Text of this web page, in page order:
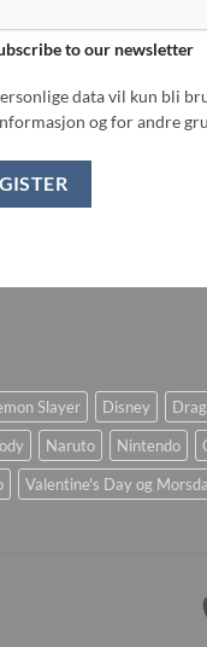
to our newsletter
data vil kun bli
og for andre
Slayer Disney
Naruto Nintendo
Valentine's Day og